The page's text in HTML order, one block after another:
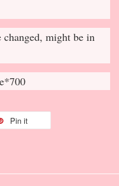
changed, might be in
Pin it